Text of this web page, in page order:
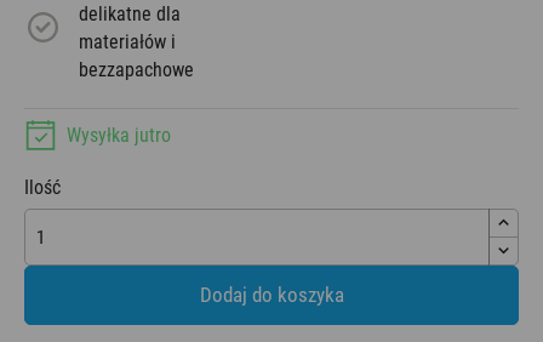
delikatne dla
materiałów i
bezzapachowe
Wysyłka jutro
Ilość
Dodaj do koszyka